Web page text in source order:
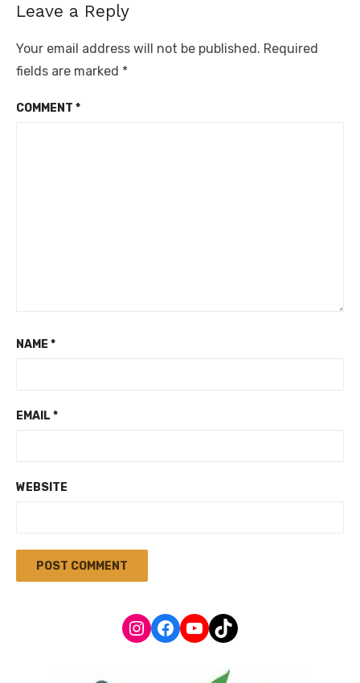
Leave a Reply
Your email address will not be published. Required
fields are marked *
COMMENT *
NAME *
EMAIL *
WEBSITE
Instagram
Facebook
YouTube
TikTok